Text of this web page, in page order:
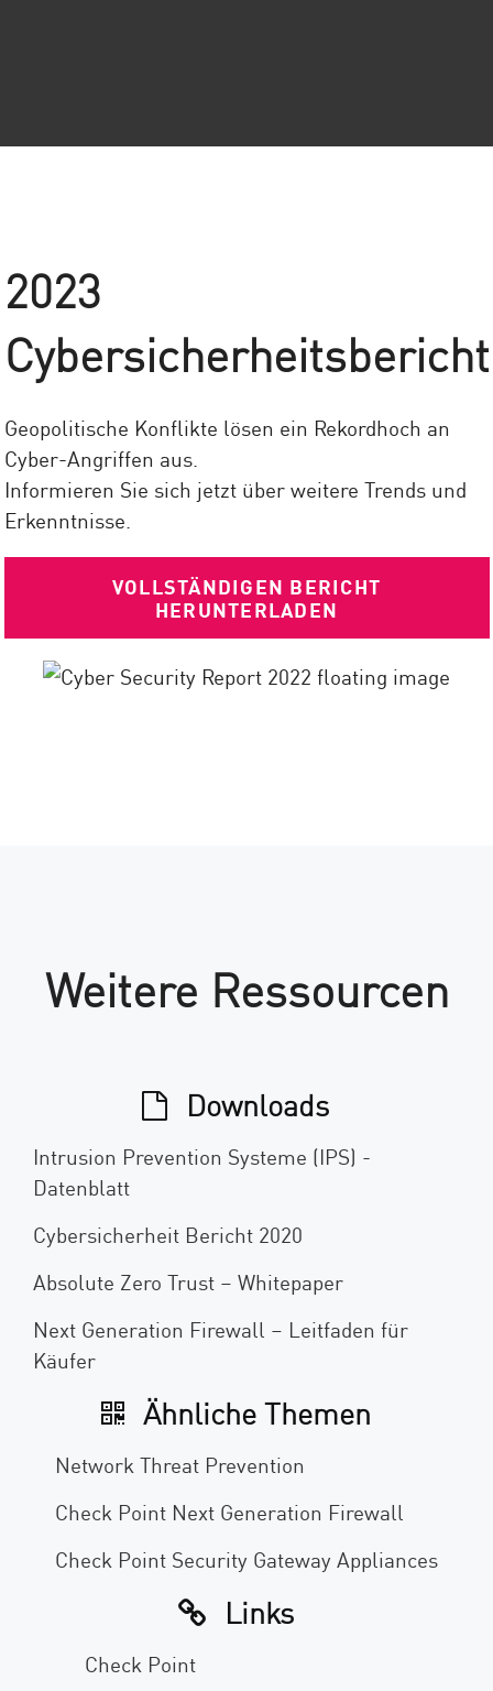
2023
Cybersicherheitsbericht
Geopolitische Konflikte lösen ein Rekordhoch an
Cyber-Angriffen aus.
Informieren Sie sich jetzt über weitere Trends und
Erkenntnisse.
VOLLSTÄNDIGEN BERICHT
HERUNTERLADEN
Weitere Ressourcen
Downloads
Intrusion Prevention Systeme (IPS) -
Datenblatt
Cybersicherheit Bericht 2020
Absolute Zero Trust – Whitepaper
Next Generation Firewall – Leitfaden für
Käufer
Ähnliche Themen
Network Threat Prevention
Check Point Next Generation Firewall
Check Point Security Gateway Appliances
Links
Check Point